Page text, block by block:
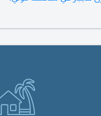
الفيلا المميزة